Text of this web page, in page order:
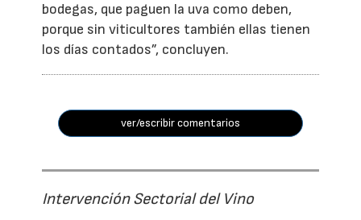
bodegas, que paguen la uva como deben,
porque sin viticultores también ellas tienen
los días contados”, concluyen.
ver/escribir comentarios
Intervención Sectorial del Vino